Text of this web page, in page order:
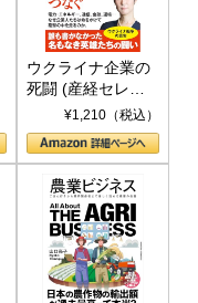
ウクライナ企業の
死闘 (産経セレク
ト S 039)¥1,210（税込）